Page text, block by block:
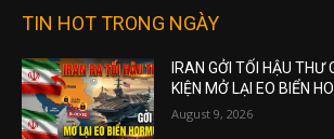
TIN HOT TRONG NGÀY
IRAN GỞI TỐI HẬU THƯ
KIỆN MỞ LẠI EO BIỂN
August 9, 2026